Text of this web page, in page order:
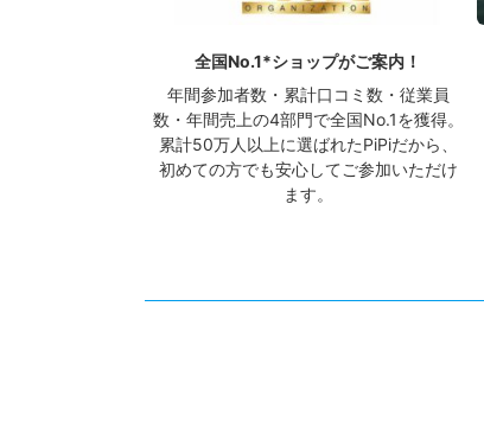
全国No.1*ショップがご案内！
年間参加者数・累計口コミ数・従業員
数・年間売上の4部門で全国No.1を獲得。
累計50万人以上に選ばれたPiPiだから、
初めての方でも安心してご参加いただけ
ます。